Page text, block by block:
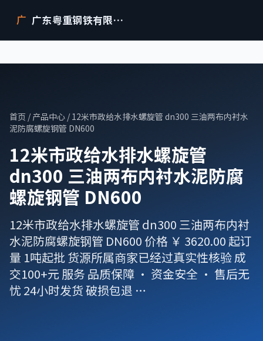
广 广东粤重钢铁有限公司
首页 / 产品中心 / 12米市政给水排水螺旋管 dn300 三油两布内衬水
泥防腐螺旋钢管 DN600
12米市政给水排水螺旋管
dn300 三油两布内衬水泥防腐
螺旋钢管 DN600
12米市政给水排水螺旋管 dn300 三油两布内衬
水泥防腐螺旋钢管 DN600 价格 ￥ 3620.00 起订
量 1吨起批 货源所属商家已经过真实性核验 成
交100+元 服务 品质保障 · 资金安全 · 售后无
忧 24小时发货 破损包退 …